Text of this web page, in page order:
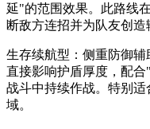
延"的范围效果。此路线
断敌方连招并为队友创造
生存续航型：侧重防御
直接影响护盾厚度，配
战斗中持续作战。特别
域。